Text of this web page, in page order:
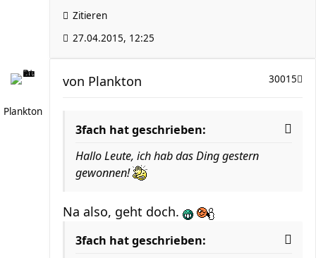
Zitieren
27.04.2015, 12:25
Plankton
30015
von Plankton
3fach hat geschrieben:
Hallo Leute, ich hab das Ding gestern
gewonnen!
Na also, geht doch.
3fach hat geschrieben: